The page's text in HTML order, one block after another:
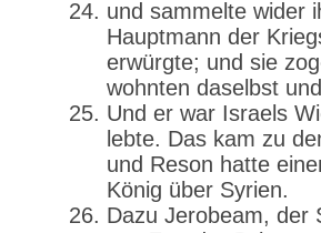
und sammelte wider
Hauptmann der
erwürgte; und sie
wohnten daselbst
Und er war Israels
lebte. Das kam zu
und Reson hatte
König über Syrien.
Dazu Jerobeam, der